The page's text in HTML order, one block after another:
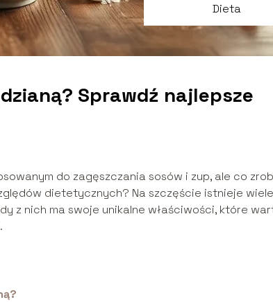
Dieta
Sprawdź najlepsze
do zagęszczania sosów i zup, ale co
dietetycznych? Na szczęście istnieje wiele
z nich ma swoje unikalne właściwości, które